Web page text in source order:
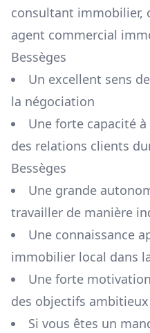
consultant immobilier,
agent commercial
Bessèges
Un excellent sens
la négociation
Une forte capacité
des relations clients
Bessèges
Une grande
travailler de manière
Une connaissance
immobilier local dans
Une forte
des objectifs ambitieux
Si vous êtes un